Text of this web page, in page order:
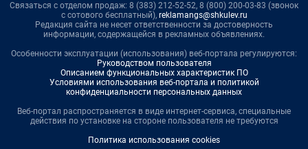
Связаться с отделом продаж: 8 (383) 212-52-52, 8 (800) 200-03-83 (звонок
с сотового бесплатный), reklamangs@shkulev.ru
Редакция сайта не несет ответственности за достоверность
информации, содержащейся в рекламных объявлениях.
Особенности эксплуатации (использования) веб-портала регулируются:
Руководством пользователя
Описанием функциональных характеристик ПО
Условиями использования веб-портала и политикой
конфиденциальности персональных данных
Веб-портал распространяется в виде интернет-сервиса, специальные
действия по установке на стороне пользователя не требуются
Политика использования cookies